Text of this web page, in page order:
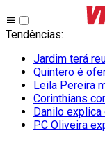
Tendências:
Jardim terá
Quintero é
Leila Pereira
Corinthians
Danilo explica
PC Oliveira